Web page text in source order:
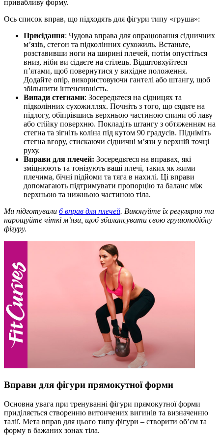
привабливу форму.
Ось список вправ, що підходять для фігури типу «груша»:
Присідання: Чудова вправа для опрацювання сідничних
м’язів, стегон та підколінних сухожиль. Встаньте,
розставивши ноги на ширині плечей, потім опустіться
вниз, ніби ви сідаєте на стілець. Відштовхуйтеся
п’ятами, щоб повернутися у вихідне положення.
Додайте опір, використовуючи гантелі або штангу, щоб
збільшити інтенсивність.
Випади стегнами: Зосередьтеся на сідницях та
підколінних сухожиллях. Почніть з того, що сядьте на
підлогу, обіпрівшись верхньою частиною спини об лаву
або стійку поверхню. Покладіть штангу з обтяженням на
стегна та зігніть коліна під кутом 90 градусів. Підніміть
стегна вгору, стискаючи сідничні м’язи у верхній точці
руху.
Вправи для плечей: Зосередьтеся на вправах, які
зміцнюють та тонізують ваші плечі, таких як жими
плечима, бічні підйоми та тяга в нахилі. Ці вправи
допомагають підтримувати пропорцію та баланс між
верхньою та нижньою частиною тіла.
Ми підготували 6 вправ для плечей. Виконуйте їх регулярно та
нарощуйте чіткі м’язи, щоб збалансувати свою грушоподібну
фігуру.
Вправи для фігури прямокутної форми
Основна увага при тренуванні фігури прямокутної форми
приділяється створенню витончених вигинів та визначенню
талії. Мета вправ для цього типу фігури – створити об’єм та
форму в бажаних зонах тіла.